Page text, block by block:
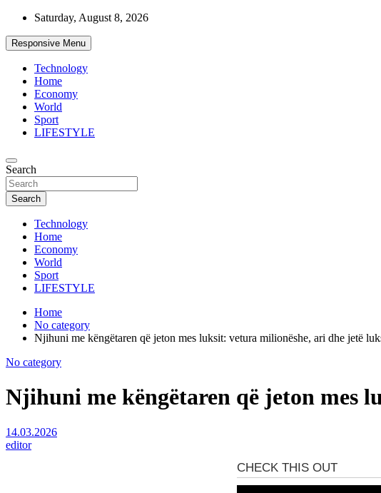
Skip
content
Saturday, August 8, 2026
Responsive Menu
Technology
Home
Economy
World
Sport
LIFESTYLE
d7-news.com
News
Search
Search
Technology
Home
Economy
World
Sport
LIFESTYLE
Home
No category
Njihuni me këngëtaren që jeton mes luksit: vetura milionëshe, ari dhe jetë
No category
Njihuni me këngëtaren që jeton mes
14.03.2026
editor